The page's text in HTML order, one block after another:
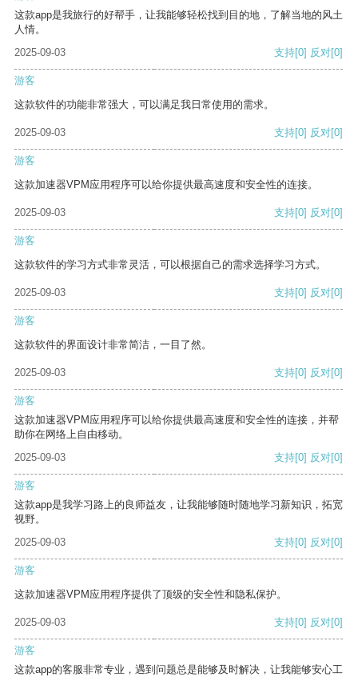
这款app是我旅行的好帮手，让我能够轻松找到目的地，了解当地的风土
人情。
2025-09-03
支持[0] 反对[0]
游客
这款软件的功能非常强大，可以满足我日常使用的需求。
2025-09-03 支持[0] 反对[0]
游客
这款加速器VPM应用程序可以给你提供最高速度和安全性的连接。
2025-09-03 支持[0] 反对[0]
游客
这款软件的学习方式非常灵活，可以根据自己的需求选择学习方式。
2025-09-03 支持[0] 反对[0]
游客
这款软件的界面设计非常简洁，一目了然。
2025-09-03 支持[0] 反对[0]
游客
这款加速器VPM应用程序可以给你提供最高速度和安全性的连接，并帮
助你在网络上自由移动。
2025-09-03
支持[0] 反对[0]
游客
这款app是我学习路上的良师益友，让我能够随时随地学习新知识，拓宽
视野。
2025-09-03
支持[0] 反对[0]
游客
这款加速器VPM应用程序提供了顶级的安全性和隐私保护。
2025-09-03 支持[0] 反对[0]
游客
这款app的客服非常专业，遇到问题总是能够及时解决，让我能够安心工